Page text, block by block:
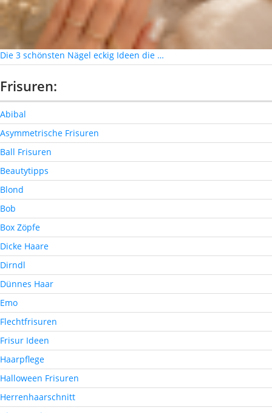
Die 3 schönsten Nägel eckig Ideen die …
Frisuren:
Abibal
Asymmetrische Frisuren
Ball Frisuren
Beautytipps
Blond
Bob
Box Zöpfe
Dicke Haare
Dirndl
Dünnes Haar
Emo
Flechtfrisuren
Frisur Ideen
Haarpflege
Halloween Frisuren
Herrenhaarschnitt